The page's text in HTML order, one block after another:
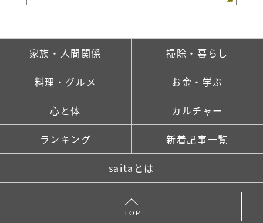
家族・人間関係 掃除・暮らし
料理・グルメ お金・学ぶ
心と体 カルチャー
ランキング 新着記事一覧
saitaとは
TOP